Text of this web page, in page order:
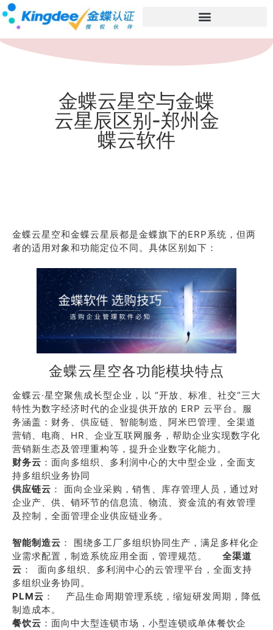
金蝶云星空与金蝶
云星辰区别-郑州金
蝶云软件
金蝶云星空和金蝶云星辰都是金蝶旗下的ERP系统，但两
者的适用对象和功能定位不同。具体区别如下：
金蝶云星空各功能模块特点
金蝶云·星空聚焦成长型企业，以 “开放、标准、社交”三大
特性为数字经济时代的企业提供开放的 ERP 云平台。服
务涵盖：财务、供应链、智能制造、阿米巴管理、全渠道
营销、电商、HR、企业互联网服务，帮助企业实现数字化
营销新生态及管理重构等，提升企业数字化能力。
财务云 ：面向多组织、多利润中心的大中型企业，全面支
持多组织业务协同
供应链云 ： 面向企业采购，销售、库存管理人员，通过对
企业产、供、销环节的信息流、物流、资金流的有效管理
及控制，全面管理企业供应链业务。
智能制造云 ： 围绕多工厂多组织协同生产，满足多样化企
业需求配置，制造系统应用全面，管理规范。 全渠道
云 ： 面向多组织、多利润中心的云管理平台，全面支持
多组织业务协同。
PLM云 ： 产品生命周期管理系统，缩短研发周期，降低
制造成本。
餐饮云 ：面向中大型连锁市场，小型连锁或单体餐饮企